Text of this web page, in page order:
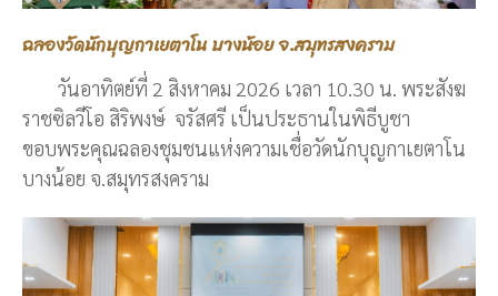
ฉลองวัดนักบุญกาเยตาโน บางน้อย จ.สมุทรสงคราม
วันอาทิตย์ที่ 2 สิงหาคม 2026 เวลา 10.30 น. พระสังฆ
ราชซิลวีโอ สิริพงษ์ จรัสศรี เป็นประธานในพิธีบูชา
ขอบพระคุณฉลองชุมชนแห่งความเชื่อวัดนักบุญกาเยตาโน
บางน้อย จ.สมุทรสงคราม